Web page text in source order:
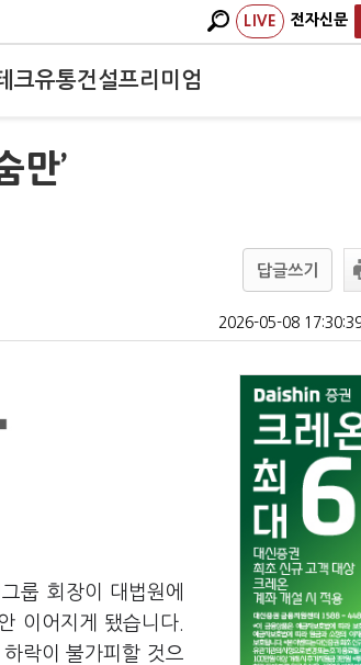
LIVE 전자신문
크유통건설프리미엄
만’
답글쓰기
2026-05-08
룹 회장이 대법원에
이어지게 됐습니다
락이 불가피할 것으